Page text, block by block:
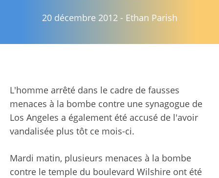
20 décembre 2012 - Ethan Parish
L'homme arrêté dans le cadre de fausses
menaces à la bombe contre une synagogue de
Los Angeles a également été accusé de l'avoir
vandalisée plus tôt ce mois-ci.
Mardi matin, plusieurs menaces à la bombe
contre le temple du boulevard Wilshire ont été